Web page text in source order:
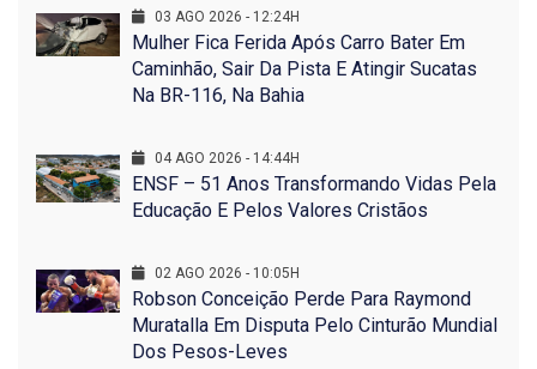
03 AGO 2026 - 12:24H
Mulher Fica Ferida Após Carro Bater Em
Caminhão, Sair Da Pista E Atingir Sucatas
Na BR-116, Na Bahia
04 AGO 2026 - 14:44H
ENSF – 51 Anos Transformando Vidas Pela
Educação E Pelos Valores Cristãos
02 AGO 2026 - 10:05H
Robson Conceição Perde Para Raymond
Muratalla Em Disputa Pelo Cinturão Mundial
Dos Pesos-Leves